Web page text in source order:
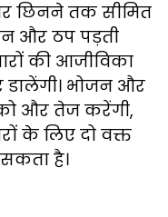
छिनने तक सीमित
और ठप पड़ती
की आजीविका
भोजन और
और तेज करेंगी,
के लिए दो वक्त
है।